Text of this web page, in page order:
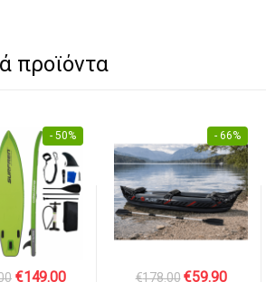
προϊόντα
- 50%
Original
€149.00Η
- 66%
€178.00 Original
€59.90Η